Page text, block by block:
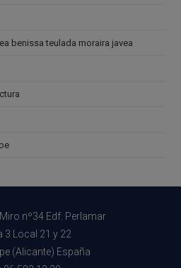
benissa teulada moraira javea
nº34 Edf. Perlamar
3 Local 21 y 22
(Alicante) España